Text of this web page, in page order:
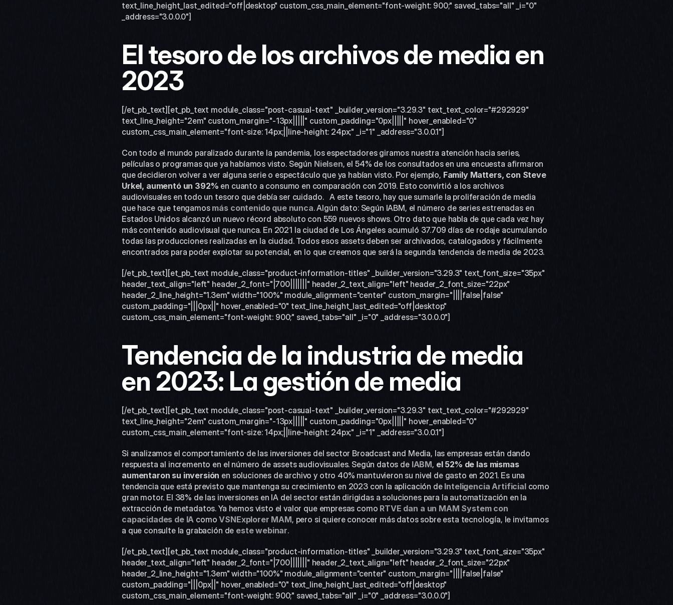
text_line_height_last_edited="off|desktop" custom_css_main_element="font-weight: 900;" saved_tabs="all" _i="0"
_address="3.0.0.0"]
El tesoro de los archivos de media en
2023
[/et_pb_text][et_pb_text module_class="post-casual-text" _builder_version="3.29.3" text_text_color="#292929"
text_line_height="2em" custom_margin="-13px|||||" custom_padding="0px|||||" hover_enabled="0"
custom_css_main_element="font-size: 14px;||line-height: 24px;" _i="1" _address="3.0.0.1"]
Con todo el mundo paralizado durante la pandemia, los espectadores giramos nuestra atención hacia series,
películas o programas que ya habíamos visto. Según Nielsen, el 54% de los consultados en una encuesta afirmaron
que decidieron volver a ver alguna serie o espectáculo que ya habían visto. Por ejemplo, Family Matters, con Steve
Urkel, aumentó un 392% en cuanto a consumo en comparación con 2019. Esto convirtió a los archivos
audiovisuales en todo un tesoro que debía ser cuidado.   A este tesoro, hay que sumarle la proliferación de media
que hace que tengamos más contenido que nunca. Algún dato: Según IABM, el número de series estrenadas en
Estados Unidos alcanzó un nuevo récord absoluto con 559 nuevos shows. Otro dato que habla de que cada vez hay
más contenido audiovisual que nunca. En 2021 la ciudad de Los Ángeles acumuló 37.709 días de rodaje acumulando
todas las producciones realizadas en la ciudad. Todos esos assets deben ser archivados, catalogados y fácilmente
encontrados para poder explotar su potencial, en lo que creemos que será la segunda tendencia de media de 2023.
[/et_pb_text][et_pb_text module_class="product-information-titles" _builder_version="3.29.3" text_font_size="35px"
header_text_align="left" header_2_font="|700|||||||" header_2_text_align="left" header_2_font_size="22px"
header_2_line_height="1.3em" width="100%" module_alignment="center" custom_margin="||||false|false"
custom_padding="|||0px||" hover_enabled="0" text_line_height_last_edited="off|desktop"
custom_css_main_element="font-weight: 900;" saved_tabs="all" _i="0" _address="3.0.0.0"]
Tendencia de la industria de media
en 2023: La gestión de media
[/et_pb_text][et_pb_text module_class="post-casual-text" _builder_version="3.29.3" text_text_color="#292929"
text_line_height="2em" custom_margin="-13px|||||" custom_padding="0px|||||" hover_enabled="0"
custom_css_main_element="font-size: 14px;||line-height: 24px;" _i="1" _address="3.0.0.1"]
Si analizamos el comportamiento de las inversiones del sector Broadcast and Media, las empresas están dando
respuesta al incremento en el número de assets audiovisuales. Según datos de IABM, el 52% de las mismas
aumentaron su inversión en soluciones de archivo y otro 40% mantuvieron su nivel de gasto en 2021. Es una
tendencia que está previsto que mantenga su crecimiento en 2023 con la aplicación de Inteligencia Artificial como
gran motor. El 38% de las inversiones en IA del sector están dirigidas a soluciones para la automatización en la
extracción de metadatos. Ya hemos visto el valor que empresas como RTVE dan a un MAM System con
capacidades de IA como VSNExplorer MAM, pero si quiere conocer más datos sobre esta tecnología, le invitamos
a que consulte la grabación de este webinar.
[/et_pb_text][et_pb_text module_class="product-information-titles" _builder_version="3.29.3" text_font_size="35px"
header_text_align="left" header_2_font="|700|||||||" header_2_text_align="left" header_2_font_size="22px"
header_2_line_height="1.3em" width="100%" module_alignment="center" custom_margin="||||false|false"
custom_padding="|||0px||" hover_enabled="0" text_line_height_last_edited="off|desktop"
custom_css_main_element="font-weight: 900;" saved_tabs="all" _i="0" _address="3.0.0.0"]